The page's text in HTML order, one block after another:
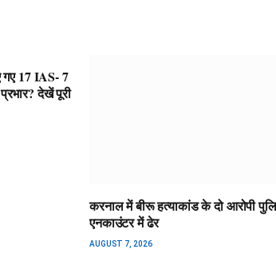
गए 17 IAS- 7
देखें पूरी
करनाल में बीरू हत्याकांड के दो आरोपी
एनकाउंटर में ढेर
AUGUST 7, 2026